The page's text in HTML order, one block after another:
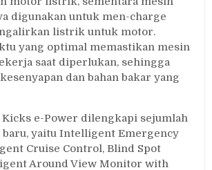
digunakan untuk men-charge
listrik untuk motor.
yang optimal memastikan mesin
saat diperlukan, sehingga
dan bahan bakar yang
Kicks e-Power dilengkapi sejumlah
yaitu Intelligent Emergency
Cruise Control, Blind Spot
Around View Monitor with